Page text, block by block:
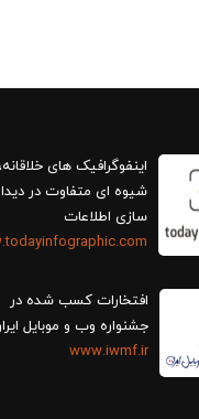
اینفوگرافیک های
سازی اطلاعات
افتخارات کسب شده در
جشنواره وب و موبایل
www.iwmf.ir